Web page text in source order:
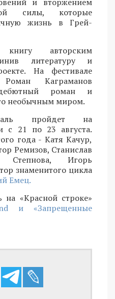
силы, которые
жизнь в Грей-
авторским
литературу и
На фестивале
Каграманов
роман и
необычным миром.
пройдет на
с 21 по 23 августа.
года - Катя Качур,
Ремизов, Станислав
Степнова, Игорь
знаменитого цикла
Емец.
на «Красной строке»
и «Запрещенные